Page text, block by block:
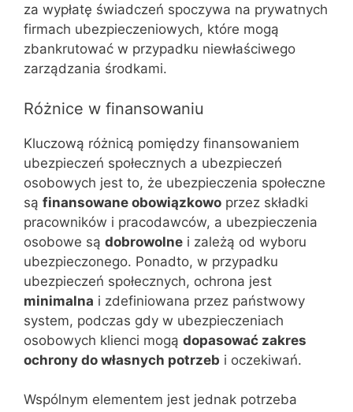
za wypłatę świadczeń spoczywa na prywatnych
firmach ubezpieczeniowych, które mogą
zbankrutować w przypadku niewłaściwego
zarządzania środkami.
Różnice w finansowaniu
Kluczową różnicą pomiędzy finansowaniem
ubezpieczeń społecznych a ubezpieczeń
osobowych jest to, że ubezpieczenia społeczne
są finansowane obowiązkowo przez składki
pracowników i pracodawców, a ubezpieczenia
osobowe są dobrowolne i zależą od wyboru
ubezpieczonego. Ponadto, w przypadku
ubezpieczeń społecznych, ochrona jest
minimalna i zdefiniowana przez państwowy
system, podczas gdy w ubezpieczeniach
osobowych klienci mogą dopasować zakres
ochrony do własnych potrzeb i oczekiwań.
Wspólnym elementem jest jednak potrzeba